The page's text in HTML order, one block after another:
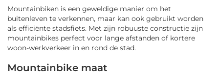
Mountainbiken is een geweldige manier om het
buitenleven te verkennen, maar kan ook gebruikt worden
als efficiënte stadsfiets. Met zijn robuuste constructie zijn
mountainbikes perfect voor lange afstanden of kortere
woon-werkverkeer in en rond de stad.
Mountainbike maat